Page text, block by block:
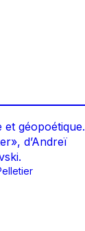
et géopoétique.
d’Andreï